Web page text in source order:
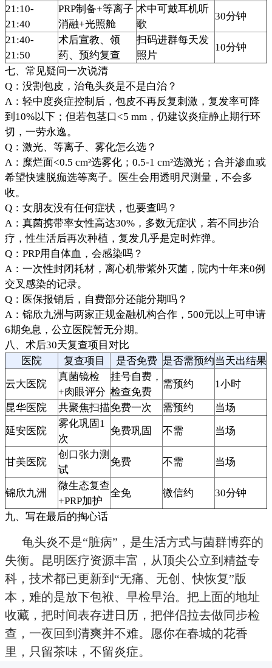
21:10-
21:40
PRP制备+等离子
消融+光照舱
术中可戴耳机听
歌
30分钟
21:40-
21:50
术后宣教、领
药、预约复查
扫码进群每天发
照片
10分钟
七、常见疑问一次说清
Q：没割包皮，治龟头炎是不是白治？
A：轻中度炎症控制后，包皮不再反复刺激，复发率可降
到10%以下；但若包茎口<5 mm，仍建议炎症静止期行环
切，一劳永逸。
Q：激光、等离子、雾化怎么选？
A：糜烂面<0.5 cm²选雾化；0.5-1 cm²选激光；合并渗血或
希望快速脱痂选等离子。医生会用透明尺测量，不会多
收。
Q：女朋友没有任何症状，也要查吗？
A：真菌携带率女性高达30%，多数无症状，若不同步治
疗，性生活后再次种植，复发几乎是定时炸弹。
Q：PRP用自体血，会感染吗？
A：一次性封闭耗材，离心机带紫外灭菌，院内十年来0例
交叉感染的记录。
Q：医保报销后，自费部分还能分期吗？
A：锦欣九洲与两家正规金融机构合作，500元以上可申请
6期免息，公立医院暂无分期。
八、术后30天复查项目对比
医院
复查项目 是否免费 是否需预约当天出结果
云大医院
真菌镜检
+肉眼评分
挂号自费，
检查免费
需预约 1小时
昆华医院 共聚焦扫描免费一次 需预约
当场
延安医院
雾化巩固1
次
免费巩固 不需 当场
甘美医院
创口张力测
试
免费 不需 当场
锦欣九洲
微生态复查
+PRP加护
全免 微信约 30分钟
九、写在最后的掏心话
龟头炎不是“脏病”，是生活方式与菌群博弈的
失衡。昆明医疗资源丰富，从顶尖公立到精益专
科，技术都已更新到“无痛、无创、快恢复”版
本，难的是放下包袱、早检早治。把上面的地址
收藏，把时间表存进日历，把伴侣拉去做同步检
查，一夜回到清爽并不难。愿你在春城的花香
里，只留茶味，不留炎症。